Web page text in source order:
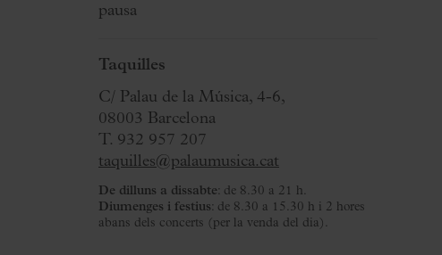
pausa
Taquilles
C/ Palau de la Música, 4-6,
08003 Barcelona
T. 932 957 207
taquilles@palaumusica.cat
De dilluns a dissabte: de 8.30 a 21 h.
Diumenges i festius: de 8.30 a 15.30 h i 2 hores
abans dels concerts (per la venda del dia).